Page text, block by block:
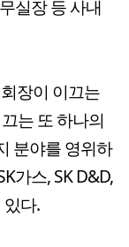
실장 등 사내
장이 이끄는
는 또 하나의
분야를 영위하
가스, SK D&D,
있다.